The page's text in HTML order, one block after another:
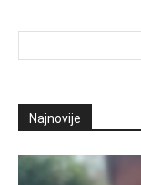
Najnovije